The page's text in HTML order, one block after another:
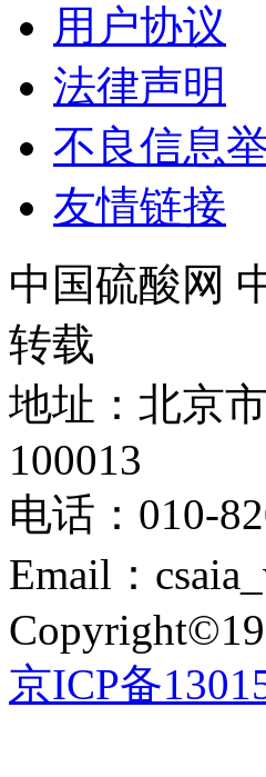
用户协议
法律声明
不良信息
友情链接
中国硫酸网
转载
地址：北京
100013
电话：010-
Email：
京ICP备